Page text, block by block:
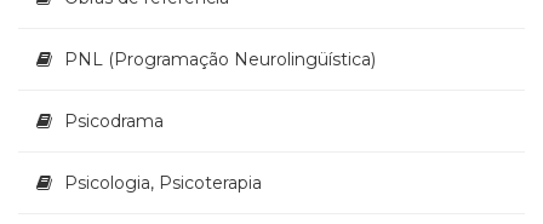
Prática
PNL (Programação Neurolingüística)
Psicodrama
Psicologia, Psicoterapia